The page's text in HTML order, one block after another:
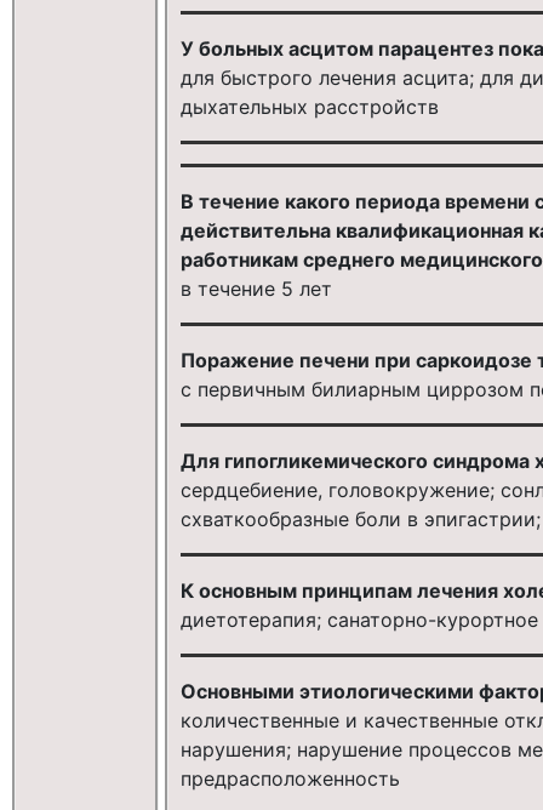
У больных асцитом парацентез
для быстрого лечения асцита; для
дыхательных расстройств
В течение какого периода времени
действительна квалификационная
работникам среднего
в течение 5 лет
Поражение печени при
с первичным билиарным циррозом
Для гипогликемического синдрома
сердцебиение, головокружение;
схваткообразные боли в
К основным принципам лечения
диетотерапия; санаторно-
Основными этиологическими
количественные и качественные
нарушения; нарушение процессов
предрасположенность